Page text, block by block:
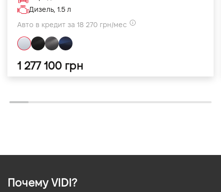
Дизель, 1.5 л
Авто в кредит за 18 270 грн/мес
1 277 100 грн
Почему VIDI?